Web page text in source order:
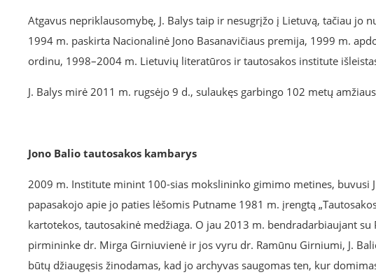
Atgavus nepriklausomybę, J. Balys taip ir nesugrįžo į Lietuvą, tačiau
1994 m. paskirta Nacionalinė Jono Basanavičiaus premija, 1999 m.
ordinu, 1998–2004 m. Lietuvių literatūros ir tautosakos institute
J. Balys mirė 2011 m. rugsėjo 9 d., sulaukęs garbingo 102 metų
Jono Balio tautosakos kambarys
2009 m. Institute minint 100-sias mokslininko gimimo metines, buvusi
papasakojo apie jo paties lėšomis Putname 1981 m. įrengtą
kartotekos, tautosakinė medžiaga. O jau 2013 m. bendradarbiaujant
pirmininke dr. Mirga Girniuvienė ir jos vyru dr. Ramūnu Girniumi, J.
būtų džiaugęsis žinodamas, kad jo archyvas saugomas ten, kur